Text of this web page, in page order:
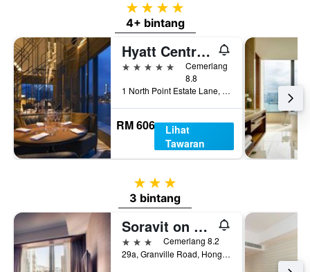
4 bintang
4+ bintang
Hyatt Centric Victoria Harbour Hong Kong
5 bintang
Cemerlang
8.8
1 North Point Estate Lane, Hong Kong, Hong Kong
RM 606
Lihat
Tawaran
3 bintang
3 bintang
Soravit on Granville
3 bintangCemerlang 8.2
29a, Granville Road, Hong Kong, Hong Kong